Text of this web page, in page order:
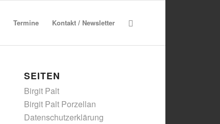
Termine Kontakt / Newsletter
SEITEN
Birgit Palt
Birgit Palt Porzellan
Datenschutzerklärung